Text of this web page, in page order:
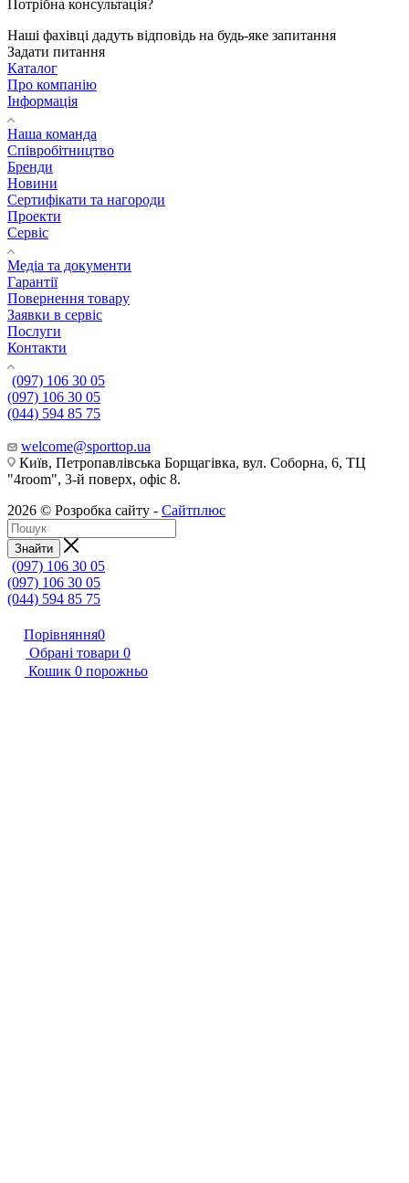
Потрібна консультація?
Наші фахівці дадуть відповідь на будь-яке запитання
Задати питання
Каталог
Про компанію
Інформація
Наша команда
Співробітництво
Бренди
Новини
Сертифікати та нагороди
Проекти
Сервіс
Медіа та документи
Гарантії
Повернення товару
Заявки в сервіс
Послуги
Контакти
(097) 106 30 05
(097) 106 30 05
(044) 594 85 75
welcome@sporttop.ua
Київ, Петропавлівська Борщагівка, вул. Соборна, 6, ТЦ
"4room", 3-й поверх, офіс 8.
2026 © Розробка сайту - Сайтплюс
Знайти
(097) 106 30 05
(097) 106 30 05
(044) 594 85 75
Порівняння0
Обрані товари 0
Кошик 0 порожньо